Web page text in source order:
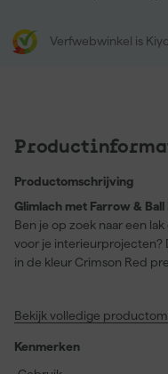
Verfwebwinkel is
Productomschrijving
Glimlach met Farrow &
Ben je op zoek naar een
voor je interieurprojecten?
in de kleur Crimson Red
staat bekend om hun
verrast door zijn unieke
Bekijk volledige
Kenmerken